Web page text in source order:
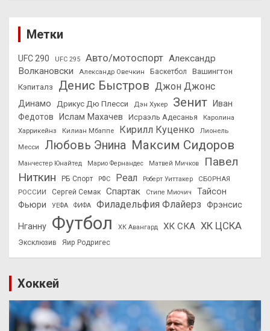
Метки
UFC 290 UFC 295 Авто/мотоспорт Александр
Волкановски
Александр Овечкин Баскетбол
Вашингтон
Кэпиталз
Денис Быстров Джон Джонс
Динамо Дрикус Дю Плесси Дэн Хукер Зенит
Иван
Федотов
Ислам Махачев Исраэль Адесанья
Каролина
Харрикейнз
Килиан Мбаппе Кирилл Куценко
Лионель
Месси
Любовь Энина Максим Сидоров
Манчестер Юнайтед Марио Фернандес Матвей Мичков
Павел
Ниткин
РБ Спорт РФС Реал Роберт Уиттакер
СБОРНАЯ
РОССИИ
Сергей Семак Спартак Стипе Миочич
Тайсон
Фьюри
УЕФА ФИФА Филадельфия Флайерз Фрэнсис
Нганну Футбол ХК Авангард ХК СКА ХК ЦСКА
Эксклюзив Яир Родригес
Хоккей